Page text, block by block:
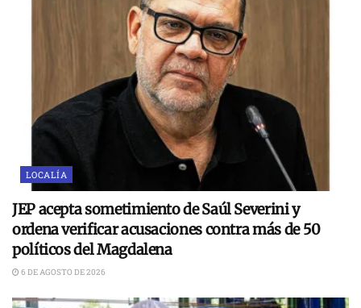
LOCALÍA
JEP acepta sometimiento de Saúl Severini y
ordena verificar acusaciones contra más de 50
políticos del Magdalena
6 DE AGOSTO DE 2026